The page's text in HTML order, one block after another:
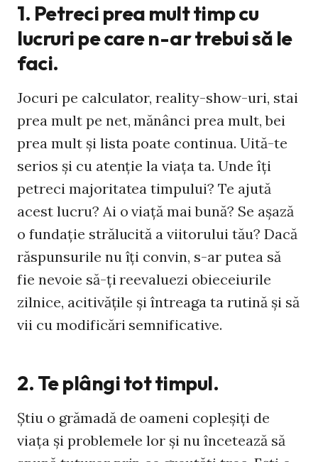
1. Petreci prea mult timp cu
lucruri pe care n-ar trebui să le
faci.
Jocuri pe calculator, reality-show-uri, stai
prea mult pe net, mănânci prea mult, bei
prea mult şi lista poate continua. Uită-te
serios şi cu atenţie la viaţa ta. Unde îţi
petreci majoritatea timpului? Te ajută
acest lucru? Ai o viaţă mai bună? Se aşază
o fundaţie strălucită a viitorului tău? Dacă
răspunsurile nu îţi convin, s-ar putea să
fie nevoie să-ţi reevaluezi obieceiurile
zilnice, acitivăţile şi întreaga ta rutină şi să
vii cu modificări semnificative.
2. Te plângi tot timpul.
Ştiu o grămadă de oameni copleşiţi de
viaţa şi problemele lor şi nu încetează să